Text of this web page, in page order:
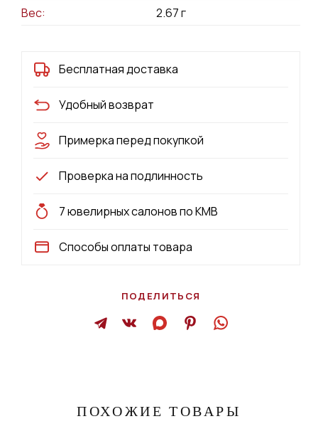
Вес:
2.67г
Бесплатная доставка
Удобный возврат
Примерка перед покупкой
Проверка на подлинность
7 ювелирных салонов по КМВ
Способы оплаты товара
ПОДЕЛИТЬСЯ
ПОХОЖИЕ ТОВАРЫ